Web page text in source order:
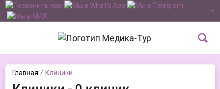
Главная Клиники